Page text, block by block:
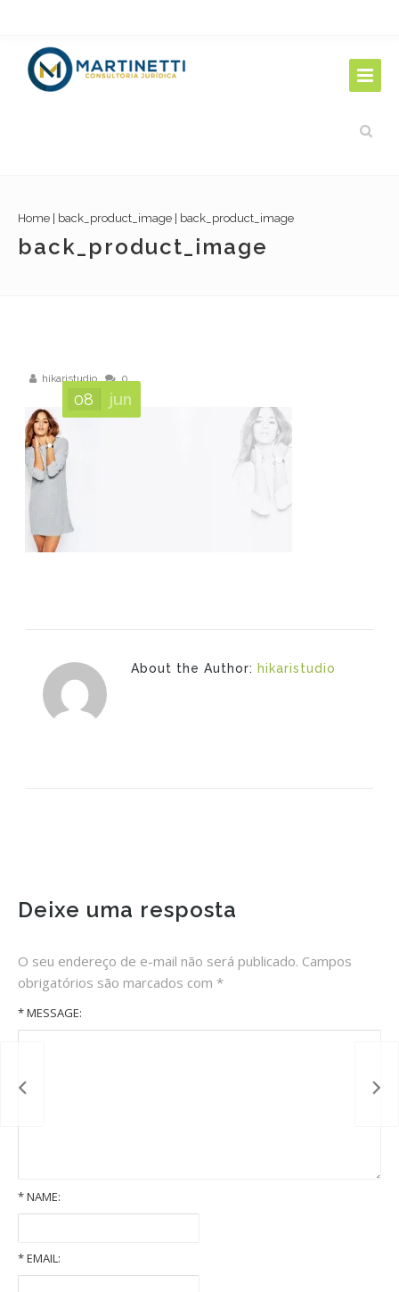
Home back_product_image back_product_image
back_product_image
hikaristudio 0
08 jun
About the Author: hikaristudio
Deixe uma resposta
O seu endereço de e-mail não será publicado. Campos
obrigatórios são marcados com *
* MESSAGE:
*NAME:
*EMAIL: